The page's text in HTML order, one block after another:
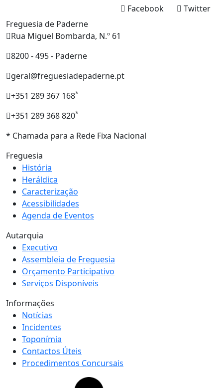
Twitter
Facebook
Freguesia de Paderne
Rua Miguel Bombarda, N.º 61
8200 - 495 - Paderne
geral@freguesiadepaderne.pt
+351 289 367 168*
+351 289 368 820*
* Chamada para a Rede Fixa Nacional
Freguesia
História
Heráldica
Caracterização
Acessibilidades
Agenda de Eventos
Autarquia
Executivo
Assembleia de Freguesia
Orçamento Participativo
Serviços Disponíveis
Informações
Notícias
Incidentes
Toponímia
Contactos Úteis
Procedimentos Concursais